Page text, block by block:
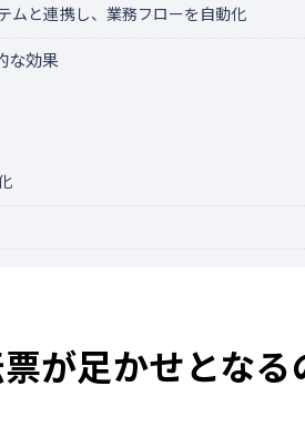
ムと連携し、業務フローを自動化
な効果
が足かせとなる